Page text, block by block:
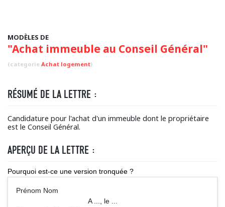
MODÈLES DE
"Achat immeuble au Conseil Général"
(categorie Achat logement)
RÉSUMÉ DE LA LETTRE :
Candidature pour l'achat d'un immeuble dont le propriétaire
est le Conseil Général.
APERÇU DE LA LETTRE :
Pourquoi est-ce une version tronquée ?
Prénom Nom
A ..., le ...